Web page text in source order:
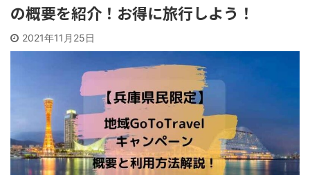
の概要を紹介！お得に旅行しよう！
2021年11月25日